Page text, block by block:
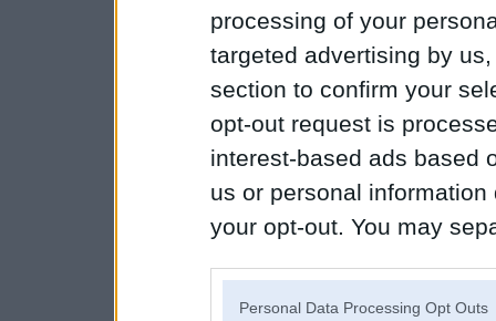
processing of your
targeted advertising by
section to confirm your
opt-out request is
interest-based ads based
us or personal
your opt-out. You may
Personal Data Processing Opt Outs